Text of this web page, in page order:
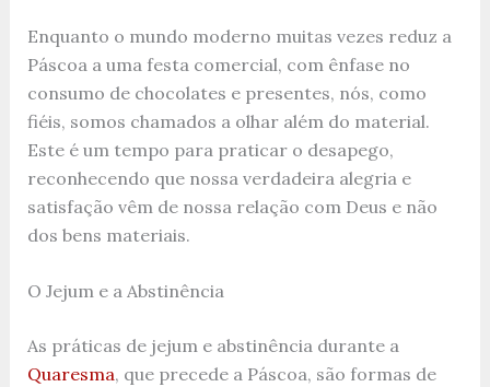
Enquanto o mundo moderno muitas vezes reduz a
Páscoa a uma festa comercial, com ênfase no
consumo de chocolates e presentes, nós, como
fiéis, somos chamados a olhar além do material.
Este é um tempo para praticar o desapego,
reconhecendo que nossa verdadeira alegria e
satisfação vêm de nossa relação com Deus e não
dos bens materiais.
O Jejum e a Abstinência
As práticas de jejum e abstinência durante a
Quaresma, que precede a Páscoa, são formas de